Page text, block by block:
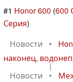
#1 Honor 600 (600
Серия)
Новости
•
наконец,
|
Новости
•